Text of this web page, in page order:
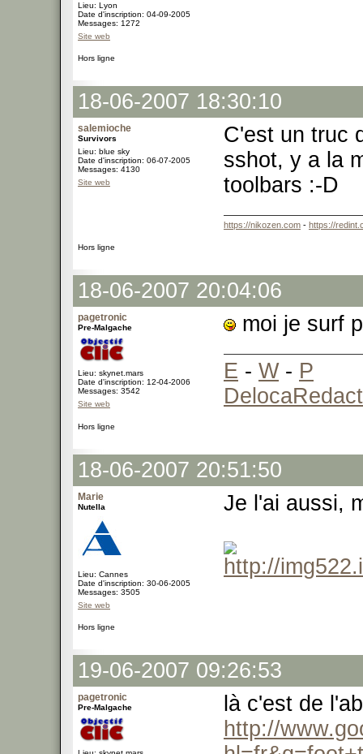
Lieu: Lyon
Date d'inscription: 04-09-2005
Messages: 1272
Site web
Hors ligne
18-06-2007 18:30:10
salemioche
Survivors
Lieu: blue sky
Date d'inscription: 06-07-2005
Messages: 4130
Site web
C'est un truc
sshot, y a la
toolbars :-D
https://nikozen.com - https://
Hors ligne
18-06-2007 20:04:06
pagetronic
Pre-Malgache
Lieu: skynet.mars
Date d'inscription: 12-04-2006
Messages: 3542
Site web
moi je surf
E - W- P
Hors ligne
18-06-2007 20:51:50
Marie
Nutella
Lieu: Cannes
Date d'inscription: 30-06-2005
Messages: 3505
Site web
Je l'ai aussi,
Hors ligne
19-06-2007 09:26:53
pagetronic
Pre-Malgache
là c'est de
http://